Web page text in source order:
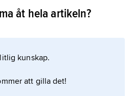
drivenhet (kallad
åt hela artikeln?
kunskap.
att gilla det!